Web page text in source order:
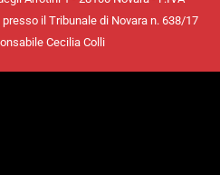
il Tribunale di Novara n. 638/17
Cecilia Colli